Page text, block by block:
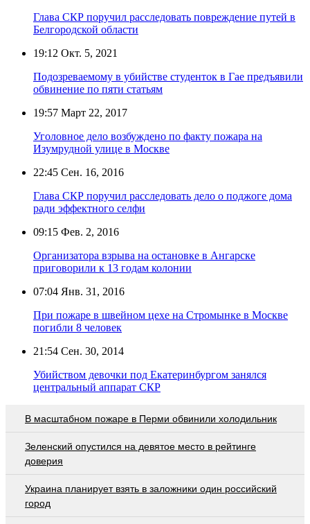
Глава СКР поручил расследовать повреждение путей в
Белгородской области
19:12 Окт. 5, 2021
Подозреваемому в убийстве студенток в Гае предъявили
обвинение по пяти статьям
19:57 Март 22, 2017
Уголовное дело возбуждено по факту пожара на
Изумрудной улице в Москве
22:45 Сен. 16, 2016
Глава СКР поручил расследовать дело о поджоге дома
ради эффектного селфи
09:15 Фев. 2, 2016
Организатора взрыва на остановке в Ангарске
приговорили к 13 годам колонии
07:04 Янв. 31, 2016
При пожаре в швейном цехе на Стромынке в Москве
погибли 8 человек
21:54 Сен. 30, 2014
Убийством девочки под Екатеринбургом занялся
центральный аппарат СКР
В масштабном пожаре в Перми обвинили холодильник
Зеленский опустился на девятое место в рейтинге
доверия
Украина планирует взять в заложники один российский
город